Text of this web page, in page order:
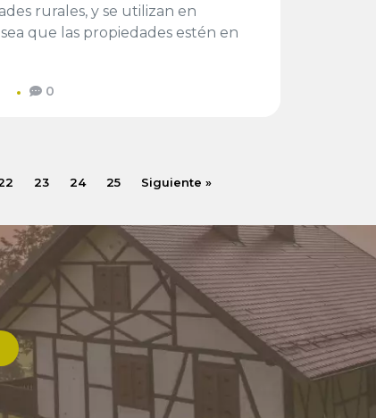
rurales, y se utilizan en
que las propiedades estén en
0
23 24 25 Siguiente »